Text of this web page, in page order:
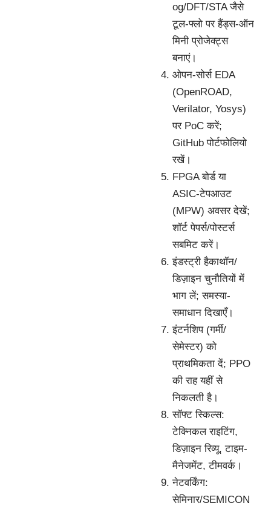
og/DFT/STA जैसे
टूल-फ्लो पर हैंड्स-ऑन
मिनी प्रोजेक्ट्स
बनाएं।
ओपन-सोर्स EDA
(OpenROAD,
Verilator, Yosys)
पर PoC करें;
GitHub पोर्टफोलियो
रखें।
FPGA बोर्ड या
ASIC-टेपआउट
(MPW) अवसर देखें;
शॉर्ट पेपर्स/पोस्टर्स
सबमिट करें।
इंडस्ट्री हैकाथॉन/
डिज़ाइन चुनौतियों में
भाग लें; समस्या-
समाधान दिखाएँ।
इंटर्नशिप (गर्मी/
सेमेस्टर) को
प्राथमिकता दें; PPO
की राह यहीं से
निकलती है।
सॉफ्ट स्किल्स:
टेक्निकल राइटिंग,
डिज़ाइन रिव्यू, टाइम-
मैनेजमेंट, टीमवर्क।
नेटवर्किंग:
सेमिनार/SEMICON